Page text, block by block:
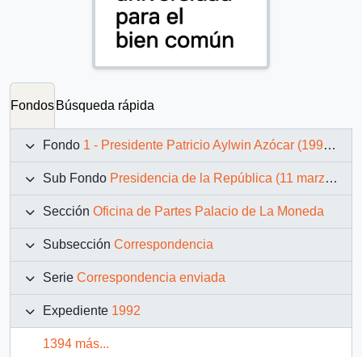
Fondos Búsqueda rápida
Fondo 1 - Presidente Patricio Aylwin Azócar (1990-1994)
Sub Fondo Presidencia de la República (11 marzo 1990 – 11 marzo 1994)
Sección Oficina de Partes Palacio de La Moneda
Subsección Correspondencia
Serie Correspondencia enviada
Expediente 1992
1394 más...